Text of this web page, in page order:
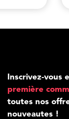
Inscrivez-vous
première
toutes nos
nouveautes !